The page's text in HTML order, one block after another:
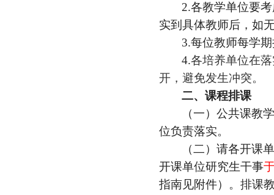
2.各教学单位要
实到具体教师后，如
3.每位教师每学
4.各培养单位在
开，避免发生冲突。
二、课程排课
（一） 公共课教
位负责落实。
（二）请各开课
开课单位研究生干事
指南见附件） 。 排课